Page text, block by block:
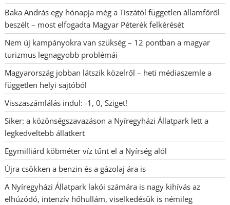
Baka András egy hónapja még a Tiszától független államfőről
beszélt – most elfogadta Magyar Péterék felkérését
Nem új kampányokra van szükség – 12 pontban a magyar
turizmus legnagyobb problémái
Magyarország jobban látszik közelről – heti médiaszemle a
független helyi sajtóból
Visszaszámlálás indul: -1, 0, Sziget!
Siker: a közönségszavazáson a Nyíregyházi Állatpark lett a
legkedveltebb állatkert
Egymilliárd köbméter víz tűnt el a Nyírség alól
Újra csökken a benzin és a gázolaj ára is
A Nyíregyházi Állatpark lakói számára is nagy kihívás az
elhúzódó, intenzív hőhullám, viselkedésük is némileg